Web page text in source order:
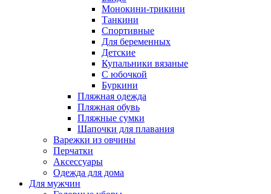
Монокини-трикини
Танкини
Спортивные
Для беременных
Детские
Купальники вязаные
С юбочкой
Буркини
Пляжная одежда
Пляжная обувь
Пляжные сумки
Шапочки для плавания
Варежки из овчины
Перчатки
Аксессуары
Одежда для дома
Для мужчин